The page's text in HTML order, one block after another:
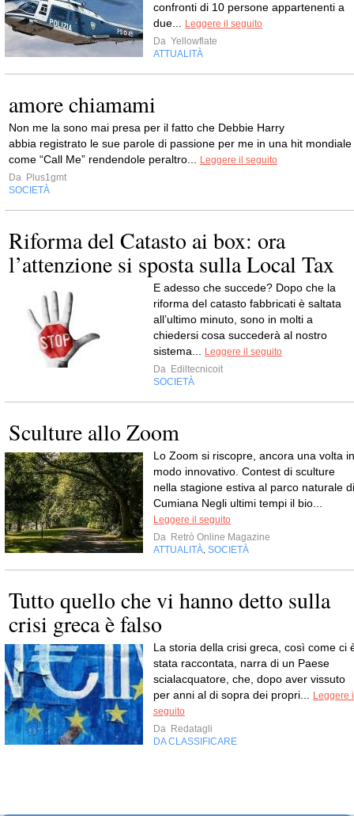
confronti di 10 persone appartenenti a
due...
Leggere il seguito
Da Yellowflate
ATTUALITÀ
amore chiamami
Non me la sono mai presa per il fatto che Debbie Harry
abbia registrato le sue parole di passione per me in una hit mondiale
come “Call Me” rendendole peraltro...
Leggere il seguito
Da Plus1gmt
SOCIETÀ
Riforma del Catasto ai box: ora
l’attenzione si sposta sulla Local Tax
E adesso che succede? Dopo che la
riforma del catasto fabbricati è saltata
all’ultimo minuto, sono in molti a
chiedersi cosa succederà al nostro
sistema...
Leggere il seguito
Da Ediltecnicoit
SOCIETÀ
Sculture allo Zoom
Lo Zoom si riscopre, ancora una volta in
modo innovativo. Contest di sculture
nella stagione estiva al parco naturale di
Cumiana Negli ultimi tempi il bio...
Leggere il seguito
Da Retrò Online Magazine
ATTUALITÀ SOCIETÀ
Tutto quello che vi hanno detto sulla
crisi greca è falso
La storia della crisi greca, così come ci
stata raccontata, narra di un Paese
scialacquatore, che, dopo aver vissuto
per anni al di sopra dei propri...
Leggere
seguito
Da Redatagli
DA CLASSIFICARE